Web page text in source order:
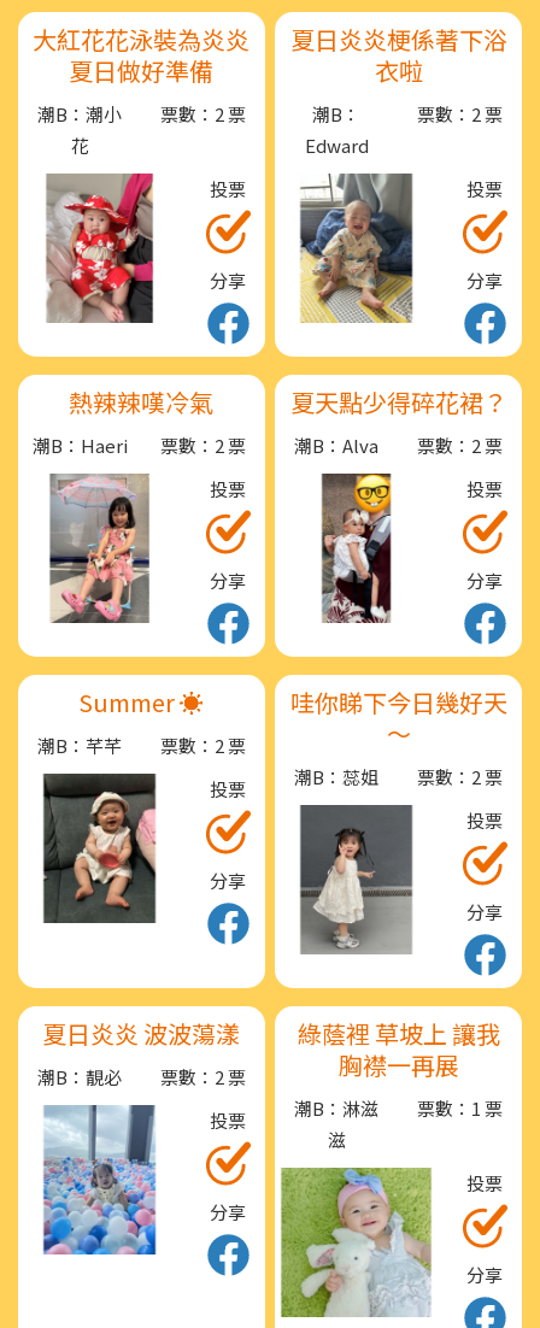
大紅花花泳裝為炎炎
夏日做好準備
潮B：潮小
花
票數：2 票
投票
分享
夏日炎炎梗係著下浴
衣啦
潮B：
Edward
票數：2 票
投票
分享
熱辣辣嘆冷氣
潮B：Haeri
票數：2 票
投票
分享
夏天點少得碎花裙？
潮B：Alva
票數：2 票
投票
分享
Summer ☀️
潮B：芊芊
票數：2 票
投票
分享
哇你睇下今日幾好天
～
潮B：蕊姐
票數：2 票
投票
分享
夏日炎炎 波波蕩漾
潮B：靚必
票數：2 票
投票
分享
綠蔭裡 草坡上 讓我
胸襟一再展
潮B：淋滋
滋
票數：1 票
投票
分享